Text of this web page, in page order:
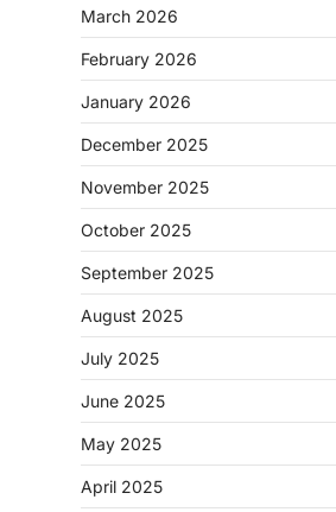
March 2026
February 2026
January 2026
December 2025
November 2025
October 2025
September 2025
August 2025
July 2025
June 2025
May 2025
April 2025